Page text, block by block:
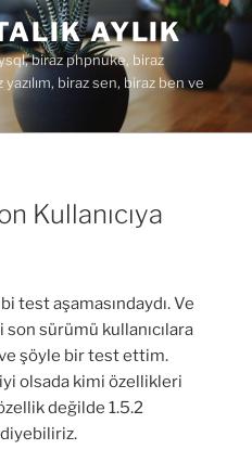
AYLIK
biraz phpnuke, biraz
biraz sen, biraz ben ve
Kullanıcıya
test aşamasındaydı. Ve
sürümü kullanıcılara
şöyle bir test ettim.
olsada kimi özellikleri
değilde 1.5.2